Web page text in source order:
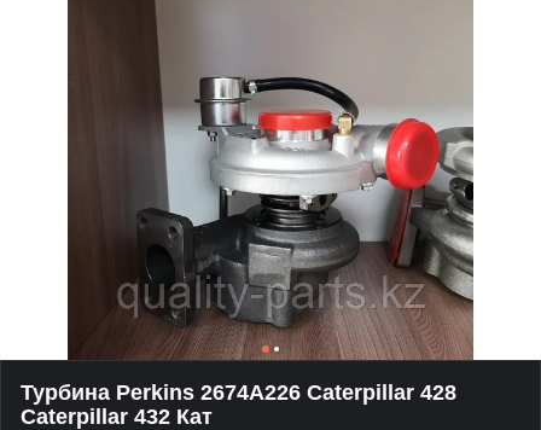
Турбина Perkins 2674A226 Caterpillar 428
Caterpillar 432 Кат